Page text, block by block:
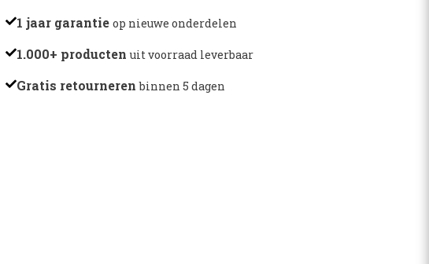
R163341
1 jaar garantie op nieuwe onderdelen
1.000+ producten uit voorraad leverbaar
Gratis retournerenbinnen 5 dagen